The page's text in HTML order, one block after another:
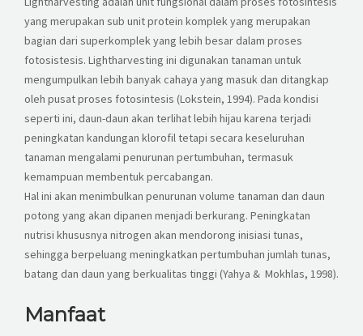
yang merupakan sub unit protein komplek yang merupakan
bagian dari superkomplek yang lebih besar dalam proses
fotosistesis. Lightharvesting ini digunakan tanaman untuk
mengumpulkan lebih banyak cahaya yang masuk dan ditangkap
oleh pusat proses fotosintesis (Lokstein, 1994). Pada kondisi
seperti ini, daun-daun akan terlihat lebih hijau karena terjadi
peningkatan kandungan klorofil tetapi secara keseluruhan
tanaman mengalami penurunan pertumbuhan, termasuk
kemampuan membentuk percabangan.
Hal ini akan menimbulkan penurunan volume tanaman dan daun
potong yang akan dipanen menjadi berkurang. Peningkatan
nutrisi khususnya nitrogen akan mendorong inisiasi tunas,
sehingga berpeluang meningkatkan pertumbuhan jumlah tunas,
batang dan daun yang berkualitas tinggi (Yahya & Mokhlas, 1998).
Manfaat